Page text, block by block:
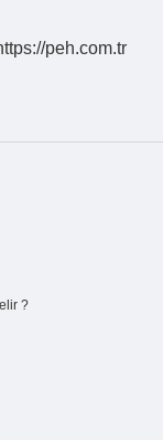
peh.com.tr
?